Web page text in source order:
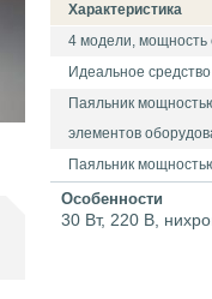
Характеристика
4 модели, мощность
Идеальное
Паяльник
элементов
Паяльник
Особенности
30 Вт, 220 В,